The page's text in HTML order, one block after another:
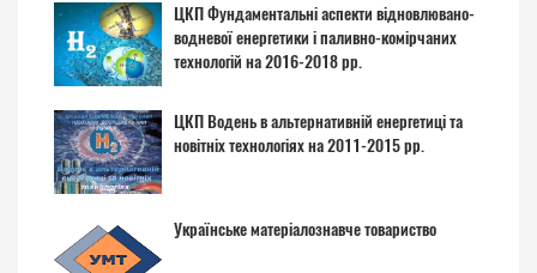
ЦКП Фундаментальні аспекти відновлювано-
водневої енергетики і паливно-комірчаних
технологій на 2016-2018 рр.
ЦКП Водень в альтернативній енергетиці та
новітніх технологіях на 2011-2015 рр.
Українське матеріалознавче товариство